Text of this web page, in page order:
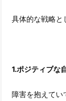
具体的な戦略と
1.ポジティブな
障害を抱えてい